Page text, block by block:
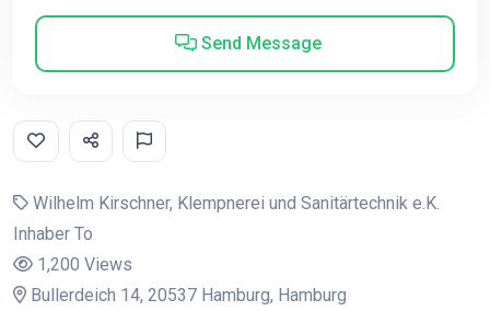
Send Message
Wilhelm Kirschner, Klempnerei und Sanitärtechnik e.K.
Inhaber To
1,200 Views
Bullerdeich 14, 20537 Hamburg, Hamburg